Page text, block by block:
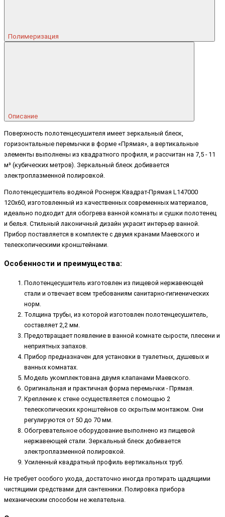
Полимеризация
Описание
Поверхность полотенцесушителя имеет зеркальный блеск,
горизонтальные перемычки в форме «Прямая», а вертикальные
элементы выполнены из квадратного профиля, и рассчитан на 7,5 - 11
м³ (кубических метров). Зеркальный блеск добивается
электроплазменной полировкой.
Полотенцесушитель водяной Роснерж Квадрат-Прямая L147000
120x60, изготовленный из качественных современных материалов,
идеально подходит для обогрева ванной комнаты и сушки полотенец
и белья. Стильный лаконичный дизайн украсит интерьер ванной.
Прибор поставляется в комплекте с двумя кранами Маевского и
телескопическими кронштейнами.
Особенности и преимущества:
Полотенцесушитель изготовлен из пищевой нержавеющей
стали и отвечает всем требованиям санитарно-гигиенических
норм.
Толщина трубы, из которой изготовлен полотенцесушитель,
составляет 2,2 мм.
Предотвращает появление в ванной комнате сырости, плесени и
неприятных запахов.
Прибор предназначен для установки в туалетных, душевых и
ванных комнатах.
Модель укомплектована двумя клапанами Маевского.
Оригинальная и практичная форма перемычки - Прямая.
Крепление к стене осуществляется с помощью 2
телескопических кронштейнов со скрытым монтажом. Они
регулируются от 50 до 70 мм.
Обогревательное оборудование выполнено из пищевой
нержавеющей стали. Зеркальный блеск добивается
электроплазменной полировкой.
Усиленный квадратный профиль вертикальных труб.
Не требует особого ухода, достаточно иногда протирать щадящими
чистящими средствами для сантехники. Полировка прибора
механическим способом не желательна.